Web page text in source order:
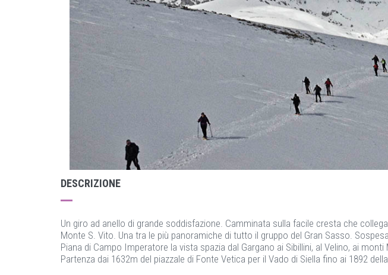
DESCRIZIONE
Un giro ad anello di grande soddisfazione. Camminata sulla facile cresta che
Monte S. Vito. Una tra le più panoramiche di tutto il gruppo del Gran Sasso.
Piana di Campo Imperatore la vista spazia dal Gargano ai Sibillini, al Velino, ai monti
Partenza dai 1632m del piazzale di Fonte Vetica per il Vado di Siella fino ai 1892